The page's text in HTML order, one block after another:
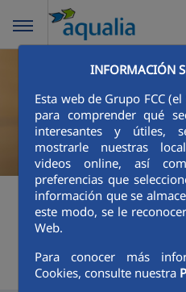
INFORMACIÓN
Esta web de Grupo FCC
para comprender qué
interesantes y útiles,
mostrarle nuestras
videos online, así
preferencias que
información que se
este modo, se le
Web.
Para conocer más
Cookies, consulte nuestra
Últimas